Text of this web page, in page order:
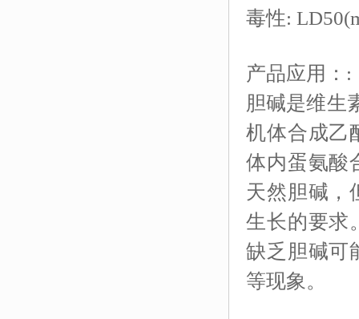
毒性:
产品应用：:
胆碱是维生
机体合成乙
体内蛋氨酸
天然胆碱，
生长的要求
缺乏胆碱可
等现象。